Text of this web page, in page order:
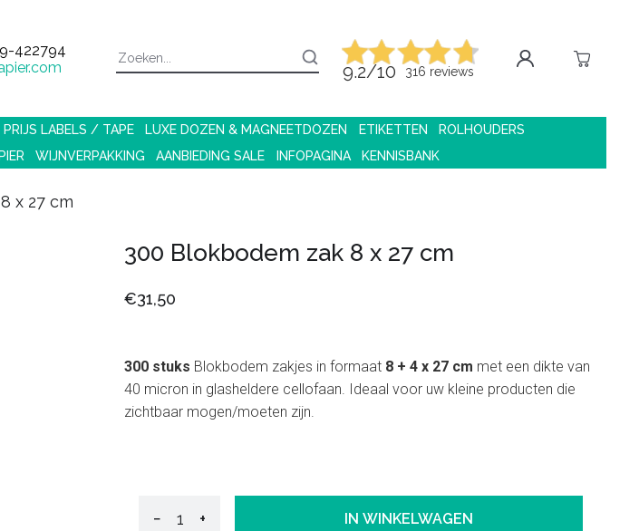
422794
9.2/10 316 reviews
PRIJS LABELS / TAPE LUXE DOZEN & MAGNEETDOZEN ETIKETTEN
ROLHOUDERS
WIJNVERPAKKING AANBIEDING SALE INFOPAGINA KENNISBANK
x 27 cm
300 Blokbodem zak 8 x 27 cm
€31,50
300 stuks Blokbodem zakjes in formaat 8 + 4 x 27 cm met een dikte van
40 micron in glasheldere cellofaan. Ideaal voor uw kleine producten die
zichtbaar mogen/moeten zijn.
− + IN WINKELWAGEN